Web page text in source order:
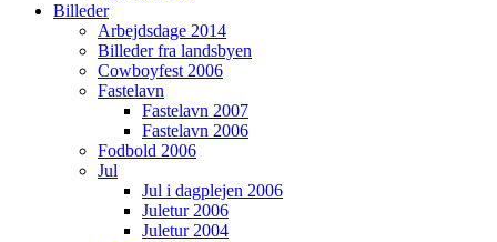
Billeder
Arbejdsdage 2014
Billeder fra landsbyen
Cowboyfest 2006
Fastelavn
Fastelavn 2007
Fastelavn 2006
Fodbold 2006
Jul
Jul i dagplejen 2006
Juletur 2006
Juletur 2004